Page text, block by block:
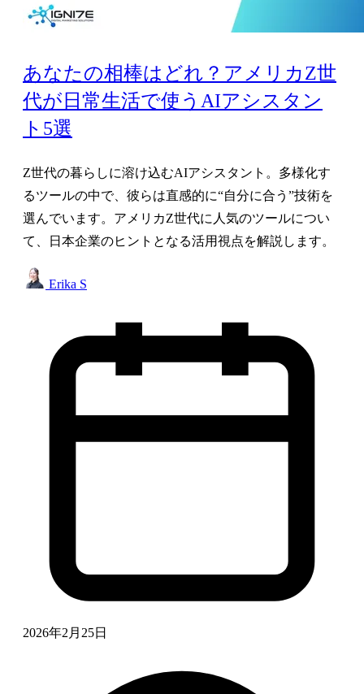
あなたの相棒はどれ？アメリカZ世
代が日常生活で使うAIアシスタン
ト5選
Z世代の暮らしに溶け込むAIアシスタント。多様化す
るツールの中で、彼らは直感的に“自分に合う”技術を
選んでいます。アメリカZ世代に人気のツールについ
て、日本企業のヒントとなる活用視点を解説します。
Erika S
2026年2月25日